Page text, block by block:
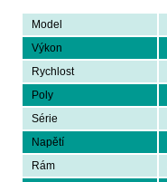
Model
Výkon
Rychlost
Poly
Série
Napětí
Rám